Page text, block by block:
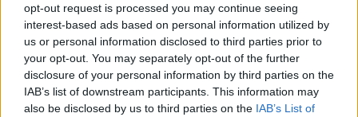
opt-out request is processed you may continue seeing
interest-based ads based on personal information utilized by
us or personal information disclosed to third parties prior to
your opt-out. You may separately opt-out of the further
disclosure of your personal information by third parties on the
IAB’s list of downstream participants. This information may
also be disclosed by us to third parties on the IAB’s List of
gondolkoznak a cseh jegybank döntéshozói. A
piaci szereplők is megosztottak a kérdésben. A
fundamentumok alapján lenne tér az 50
bázispontos csökkentésre is, de a cseh jegybankot
mindig is az óvatosság jellemezte.